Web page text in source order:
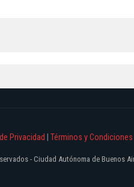
Privacidad Términos y Condiciones
- Ciudad Autónoma de Buenos